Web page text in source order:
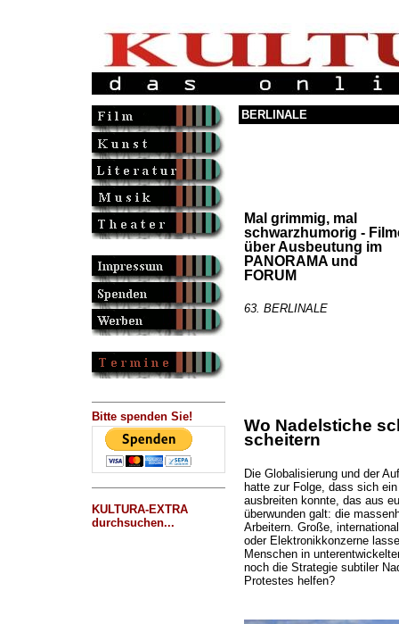
Bitte spenden Sie!
KULTURA-EXTRA
durchsuchen...
BERLINALE
Mal grimmig, mal
schwarzhumorig -
über Ausbeutung im
PANORAMA und
FORUM
63. BERLINALE
Wo Nadelstiche
scheitern
Die Globalisierung und der
hatte zur Folge, dass sich
ausbreiten konnte, das aus
überwunden galt: die
Arbeitern. Große,
oder Elektronikkonzerne
Menschen in
noch die Strategie subtiler
Protestes helfen?